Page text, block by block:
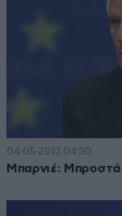
04·05·2013 04:30
Μπαρνιέ: Μπροστά